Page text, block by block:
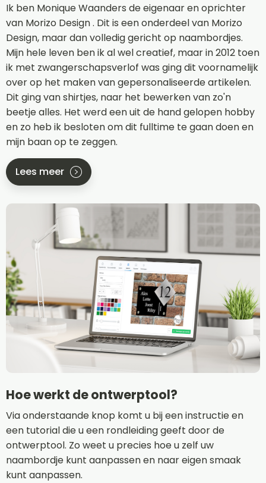
Ik ben Monique Waanders de eigenaar en oprichter
van Morizo Design . Dit is een onderdeel van Morizo
Design, maar dan volledig gericht op naambordjes.
Mijn hele leven ben ik al wel creatief, maar in 2012 toen
ik met zwangerschapsverlof was ging dit voornamelijk
over op het maken van gepersonaliseerde artikelen.
Dit ging van shirtjes, naar het bewerken van zo'n
beetje alles. Het werd een uit de hand gelopen hobby
en zo heb ik besloten om dit fulltime te gaan doen en
mijn baan op te zeggen.
Lees meer
Hoe werkt de ontwerptool?
Via onderstaande knop komt u bij een instructie en
een tutorial die u een rondleiding geeft door de
ontwerptool. Zo weet u precies hoe u zelf uw
naambordje kunt aanpassen en naar eigen smaak
kunt aanpassen.